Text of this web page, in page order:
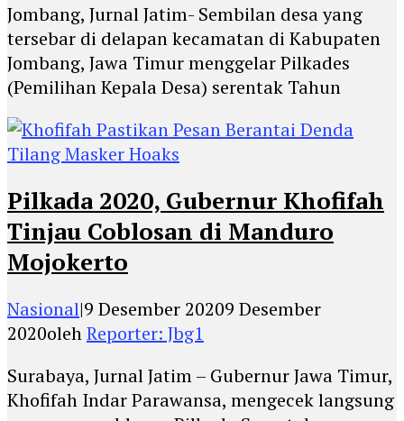
Jombang, Jurnal Jatim- Sembilan desa yang
tersebar di delapan kecamatan di Kabupaten
Jombang, Jawa Timur menggelar Pilkades
(Pemilihan Kepala Desa) serentak Tahun
Pilkada 2020, Gubernur Khofifah
Tinjau Coblosan di Manduro
Mojokerto
Nasional|9 Desember 20209 Desember
2020olehReporter: Jbg1
Surabaya, Jurnal Jatim – Gubernur Jawa Timur,
Khofifah Indar Parawansa, mengecek langsung